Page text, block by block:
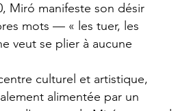
Miró manifeste son désir
mots — « les tuer, les
veut se plier à aucune
culturel et artistique,
alimentée par un